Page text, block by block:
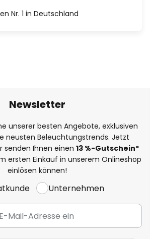
Nr. 1 in Deutschland
Newsletter
unserer besten Angebote, exklusiven
neusten Beleuchtungstrends. Jetzt
senden Ihnen einen 13 %-Gutschein*
ersten Einkauf in unserem Onlineshop
einlösen können!
Unternehmen